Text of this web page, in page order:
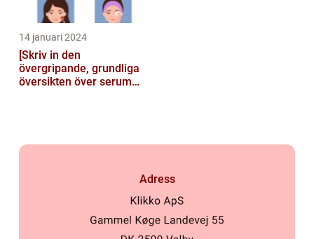
14 januari 2024
[Skriv in den
övergripande, grundliga
översikten över serum
Adress